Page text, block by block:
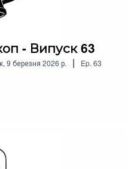
- Випуск 63
9 березня 2026 р. | Ep. 63